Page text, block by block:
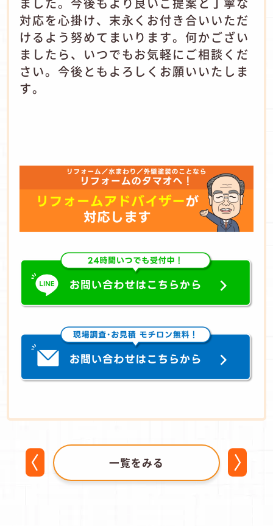
対応を心掛け、末永くお付き合いいただ
けるよう努めてまいります。何かござい
ましたら、いつでもお気軽にご相談くだ
さい。今後ともよろしくお願いいたしま
す。
一覧をみる